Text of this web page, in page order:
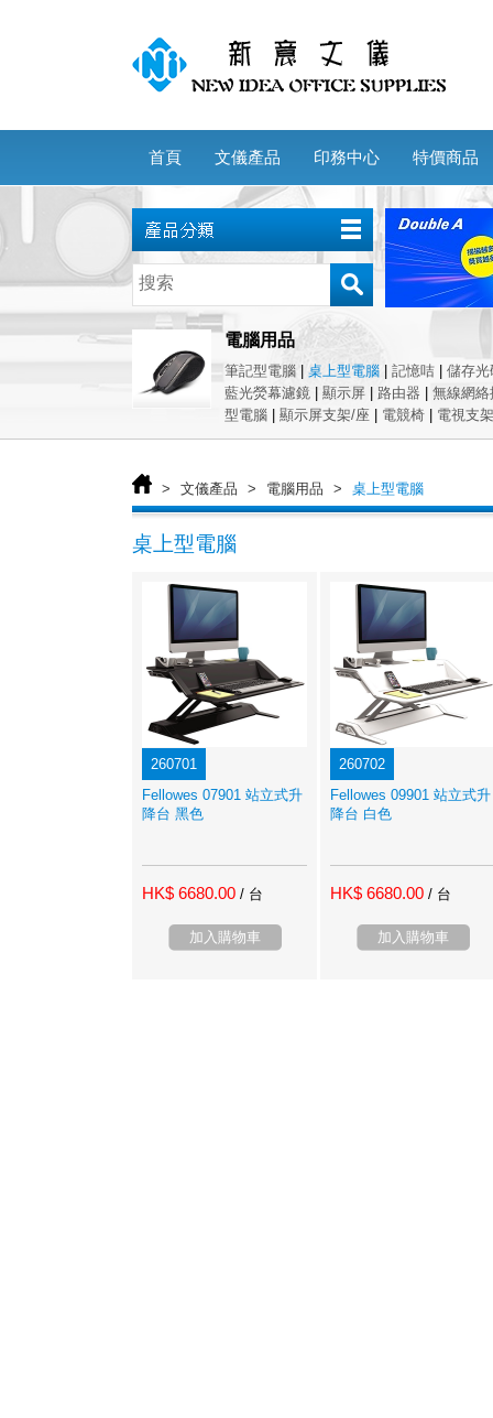
首頁 文儀產品 印務中心 特價商品
電腦用品
筆記型電腦 桌上型電腦 記憶咭
儲存光
藍光熒幕濾鏡
顯示屏 路由器
無線網絡
型電腦
顯示屏支架/座 電競椅 電視支架
> 文儀產品 > 電腦用品 > 桌上型電腦
桌上型電腦
260701
Fellowes 07901 站立式升
降台 黑色
HK$ 6680.00 / 台
加入購物車
260702
Fellowes 09901 站立式升
降台 白色
HK$ 6680.00 / 台
加入購物車